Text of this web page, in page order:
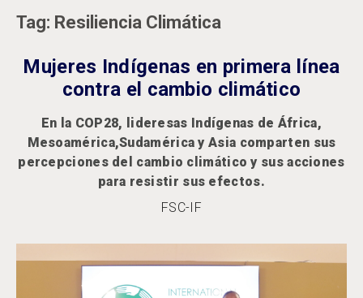
Tag: Resiliencia Climática
Mujeres Indígenas en primera línea
contra el cambio climático
En la COP28, lideresas Indígenas de África,
Mesoamérica,Sudamérica y Asia comparten sus
percepciones del cambio climático y sus acciones
para resistir sus efectos.
FSC-IF